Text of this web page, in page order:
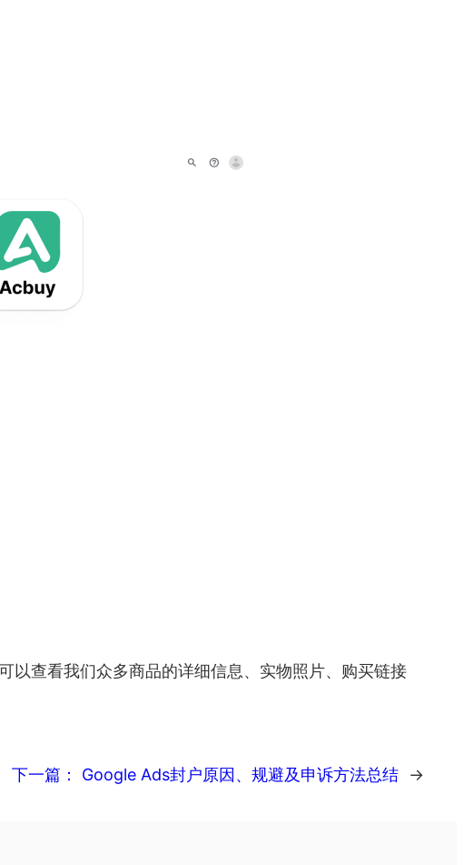
查看我们众多商品的详细信息、实物照片、购买链接
下一篇： Google Ads封户原因、规避及申诉方法总结 →